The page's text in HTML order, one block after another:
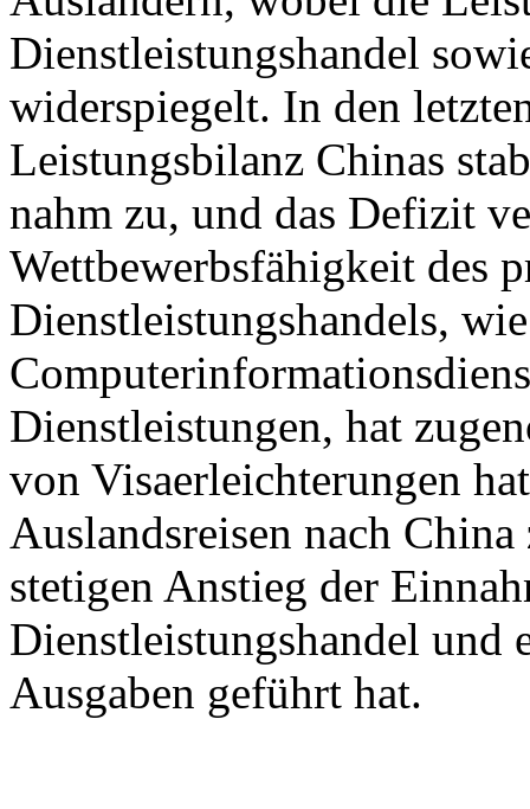
Dienstleistungshandel
widerspiegelt. In den
Leistungsbilanz Chinas
nahm zu, und das Defizit
Wettbewerbsfähigkeit des
Dienstleistungshandels,
Dienstleistungen, hat
von Visaerleichterungen
Auslandsreisen nach
stetigen Anstieg der
Dienstleistungshandel und
Ausgaben geführt hat.